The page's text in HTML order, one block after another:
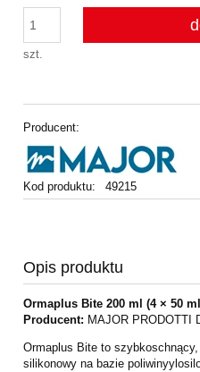
szt.
Producent:
Kod produktu: 49215
Opis produktu
Ormaplus Bite 200 ml (4 × 50
Producent: MAJOR PRODOTTI
Ormaplus Bite to
silikonowy na bazie